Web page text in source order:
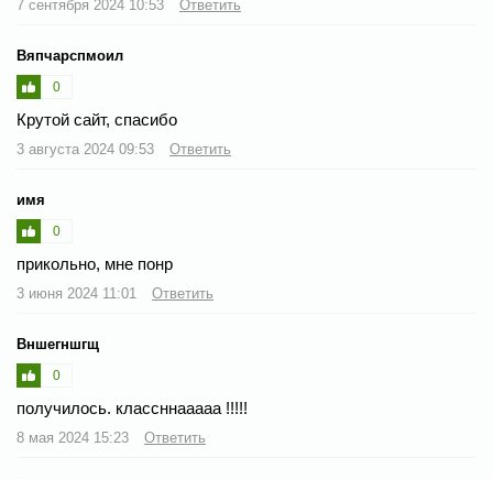
7 сентября 2024 10:53 Ответить
Вяпчарспмоил
0
Крутой сайт, спасибо
3 августа 2024 09:53 Ответить
имя
0
прикольно, мне понр
3 июня 2024 11:01 Ответить
Вншегншгщ
0
получилось. классннааааа !!!!!
8 мая 2024 15:23 Ответить